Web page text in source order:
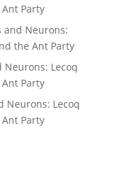
Party
and Neurons:
the Ant Party
Neurons: Lecoq
Party
Neurons: Lecoq
Party